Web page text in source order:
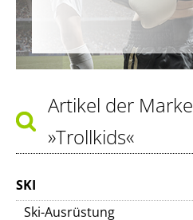
Artikel der Marke
»Trollkids«
SKI
Ski-Ausrüstung